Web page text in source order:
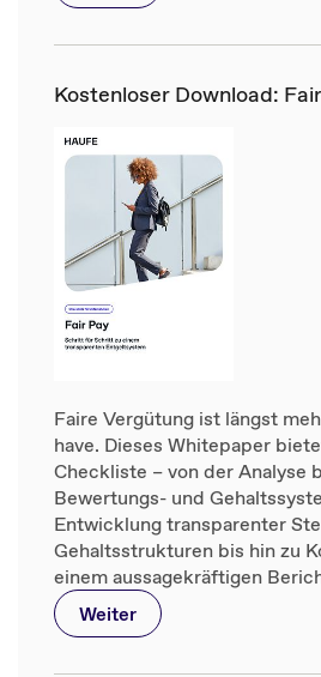
Kostenloser Download:
Faire Vergütung ist längst
have. Dieses Whitepaper
Checkliste – von der Analyse
Bewertungs- und
Entwicklung transparenter
Gehaltsstrukturen bis hin zu
einem aussagekräftigen
Weiter